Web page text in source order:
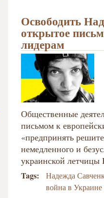
Освободить
открытое
лидерам
Общественные
письмом к
«предпринять
немедленного и
украинской
Tags:
Надежда
война в Украине